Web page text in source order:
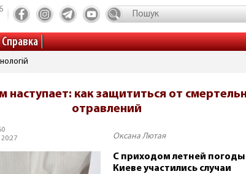
Справка
наступает: как защититься от
отравлений
Оксана Лютая
С приходом летней погоды
Киеве участились случаи